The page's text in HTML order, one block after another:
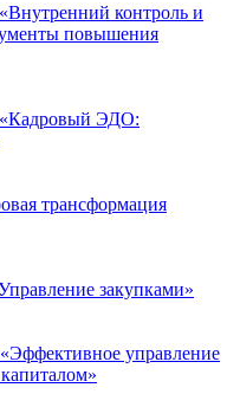
контроль и
повышения
«Кадровый ЭДО:
трансформация
закупками»
управление